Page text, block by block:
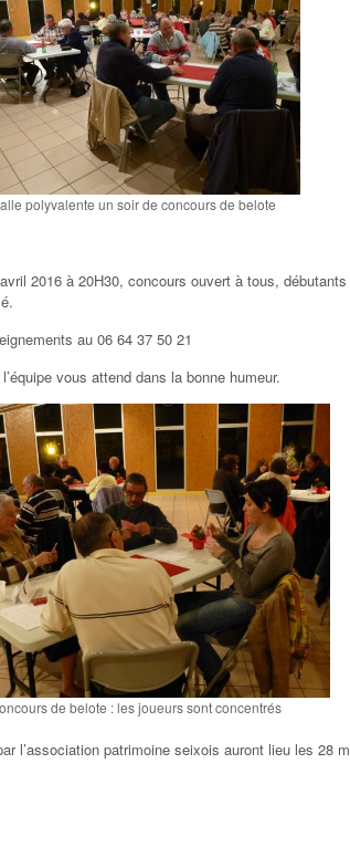
polyvalente un soir de concours de belote
2016 à 20H30, concours ouvert à tous,
au 06 64 37 50 21
vous attend dans la bonne humeur.
de belote : les joueurs sont concentrés
l’association patrimoine seixois auront lieu les 28
PAUL